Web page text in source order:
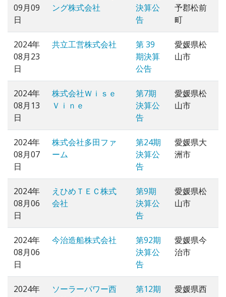
09月09
日
ング株式会社
決算公
告
予郡松前
町
2024年
08月23
日
共立工営株式会社
第 39
期決算
公告
愛媛県松
山市
2024年
08月13
日
株式会社Ｗｉｓｅ
Ｖｉｎｅ
第7期
決算公
告
愛媛県松
山市
2024年
08月07
日
株式会社多田ファ
ーム
第24期
決算公
告
愛媛県大
洲市
2024年
08月06
日
えひめＴＥＣ株式
会社
第9期
決算公
告
愛媛県松
山市
2024年
08月06
日
今治造船株式会社
第92期
決算公
告
愛媛県今
治市
2024年
ソーラーパワー西
第12期
愛媛県西